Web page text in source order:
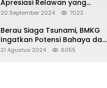
Apresiasi Relawan yang
Konsisten Donor Darah
20 September 2024 7022
Berau Siaga Tsunami, BMKG
Ingatkan Potensi Bahaya dari
Megathrust Utara Sulawesi
21 Agustus 2024 6055